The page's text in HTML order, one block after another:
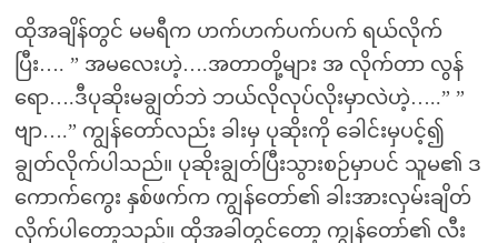
ထိုအချိန်တွင် မမရီက ဟက်ဟက်ပက်ပက် ရယ်လိုက်
ပြီး…. ” အမလေးဟဲ့….အတာတို့များ အ လိုက်တာ လွန်
ရော….ဒီပုဆိုးမချွတ်ဘဲ ဘယ်လိုလုပ်လိုးမှာလဲဟဲ့…..” ”
ဗျာ….” ကျွန်တော်လည်း ခါးမှ ပုဆိုးကို ခေါင်းမှပင့်၍
ချွတ်လိုက်ပါသည်။ ပုဆိုးချွတ်ပြီးသွားစဉ်မှာပင် သူမ၏ ဒ
ကောက်ကွေး နှစ်ဖက်က ကျွန်တော်၏ ခါးအားလှမ်းချိတ်
လိုက်ပါတော့သည်။ ထိုအခါတွင်တော့ ကျွန်တော်၏ လီး